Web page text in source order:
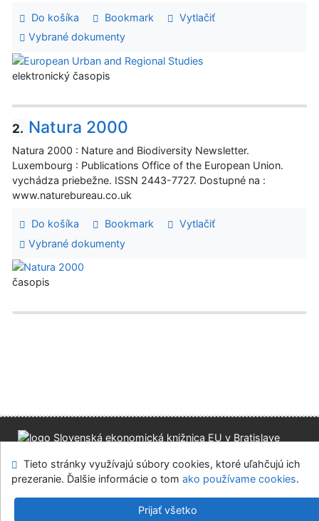
Do košíka Bookmark
Vytlačiť
Vybrané dokumenty
elektronický časopis
2. Natura 2000
Natura 2000 : Nature and Biodiversity Newsletter.
Luxembourg : Publications Office of the European Union.
vychádza priebežne. ISSN 2443-7727. Dostupné na :
www.naturebureau.co.uk
Do košíka Bookmark
Vytlačiť
Vybrané dokumenty
časopis
Modul OpenSearch
Napíšte nám Nastavenie cookies
Slovenská ekonomická knižnica EU v Bratislave
Tieto stránky využívajú súbory cookies, ktoré uľahčujú ich
prezeranie. Ďalšie informácie o tom ako používame cookies.
Prijať všetko